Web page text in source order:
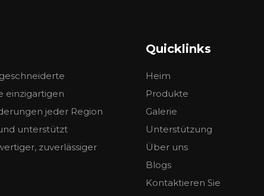
einzigartigen
jeder Region
unterstützt
zuverlässiger
Quicklinks
Heim
Produkte
Galerie
Unterstützung
Über uns
Blogs
Kontaktieren Sie